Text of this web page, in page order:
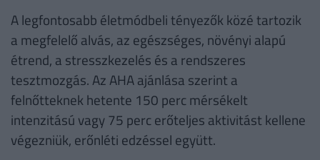
A legfontosabb életmódbeli tényezők közé tartozik
a megfelelő alvás, az egészséges, növényi alapú
étrend, a stresszkezelés és a rendszeres
tesztmozgás. Az AHA ajánlása szerint a
felnőtteknek hetente 150 perc mérsékelt
intenzitású vagy 75 perc erőteljes aktivitást kellene
végezniük, erőnléti edzéssel együtt.